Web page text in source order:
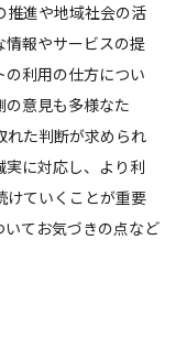
推進や地域社会の活
情報やサービスの提
利用の仕方につい
の意見も多様なた
れた判断が求められ
実に対応し、より利
けていくことが重要
てお気づきの点など